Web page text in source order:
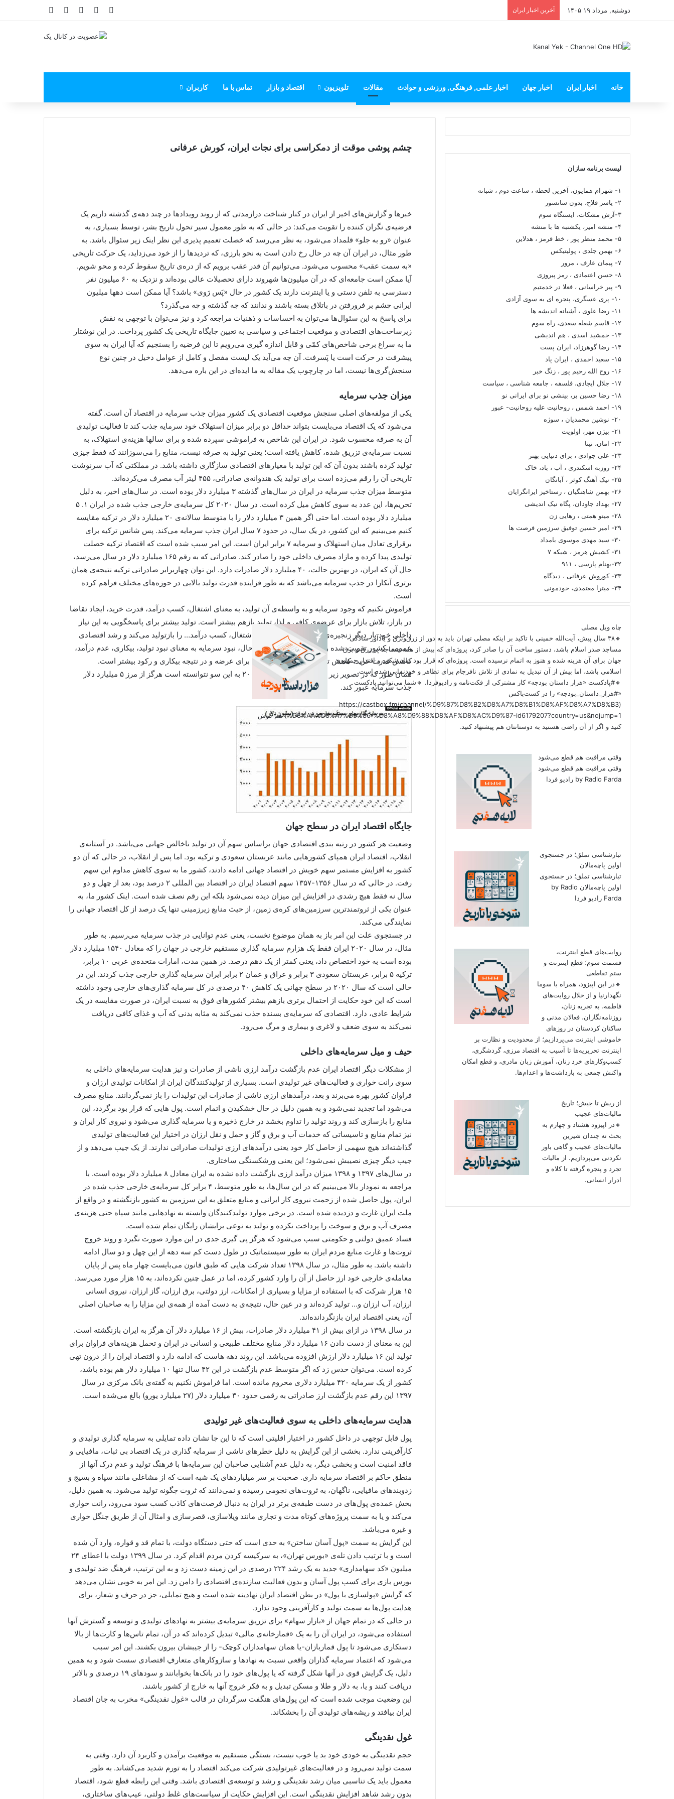
دوشنبه, مرداد ۱۹ ۱۴۰۵ آخرین اخبار ایران فیس بوک یوتیوب اینستاگرام
خانه اخبار ایران اخبار جهان اخبار علمی, فرهنگی, ورزشی و حوادث مقالات تلویزیون اقتصاد و بازار تماس با ما کاربران
چشم پوشی موقت از دمکراسی برای نجات ایران، کورش عرفانی
خبرها و گزارش‌های اخیر از ایران در کنار شناخت درازمدتی که از روند رویدادها در چند دهه‌ی گذشته داریم یک
فرضیه‌ی نگران کننده را تقویت می‌کند: در حالی که به طور معمول سیر تحول تاریخ بشر، توسط بسیاری، به
عنوان «رو به جلو» قلمداد می‌شود، به نظر می‌رسد که خصلت تعمیم پذیری این نظر اینک زیر سئوال باشد. به
طور مثال، در ایران آن چه در حال رخ دادن است به نحو بارزی، که تردیدها را از خود می‌زداید، یک حرکت تاریخی
«به سمت عقب» محسوب می‌شود. می‌توانیم آن قدر عقب برویم که از دره‌ی تاریخ سقوط کرده و محو شویم.
آیا ممکن است جامعه‌ای که در آن میلیون‌ها شهروند دارای تحصیلات عالی بوده‌اند و نزدیک به ۶۰ میلیون نفر
دسترسی به تلفن دستی و یا اینترنت دارند یک کشور در حال «پَس رَوی» باشد؟ آیا ممکن است دهها میلیون
ایرانی چشم بر فرورفتن در باتلاق بسته باشند و ندانند که چه گذشته و چه می‌گذرد؟
برای پاسخ به این سئوال‌ها می‌توان به احساسات و ذهنیات مراجعه کرد و نیز می‌توان با توجهی به نقش
زیرساخت‌های اقتصادی و موقعیت اجتماعی و سیاسی به تعیین جایگاه تاریخی یک کشور پرداخت. در این نوشتار
ما به سراغ برخی شاخص‌های کمّی و قابل اندازه گیری می‌رویم تا این فرضیه را بسنجیم که آیا ایران به سوی
پیشرفت در حرکت است یا پَسرفت. آن چه می‌آید یک لیست مفصل و کامل از عوامل دخیل در چنین نوع
سنجش‌گری‌ها نیست، اما در چارچوب یک مقاله به ما ایده‌ای در این باره می‌دهد.
میزان جذب سرمایه
یکی از مولفه‌های اصلی سنجش موقعیت اقتصادی یک کشور میزان جذب سرمایه در اقتصاد آن است. گفته
می‌شود که یک اقتصاد می‌بایست بتواند حداقل دو برابر میزان استهلاک خود سرمایه جذب کند تا فعالیت تولیدی
آن به صرفه محسوب شود. در ایران این شاخص به فراموشی سپرده شده و برای سالها هزینه‌ی استهلاک، به
نسبت سرمایه‌ی تزریق شده، کاهش یافته است؛ یعنی تولید به صرفه نیست، منابع را می‌سوزانند که فقط چیزی
تولید کرده باشند بدون آن که این تولید با معیارهای اقتصادی سازگاری داشته باشد. در مملکتی که آب سرنوشت
تاریخی آن را رقم می‌زده است برای تولید یک هندوانه‌ی صادراتی، ۴۵۵ لیتر آب مصرف می‌کرده‌اند.
متوسط میزان جذب سرمایه در ایران در سال‌های گذشته ۳ میلیارد دلار بوده است. در سال‌های اخیر، به دلیل
تحریم‌ها، این عدد به سوی کاهش میل کرده است. در سال ۲۰۲۰ کل سرمایه‌ی خارجی جذب شده در ایران ۱. ۵
میلیارد دلار بوده است. اما حتی اگر همین ۳ میلیارد دلار را با متوسط سالانه‌ی ۲۰ میلیارد دلار در ترکیه مقایسه
کنیم می‌بینیم که این کشور، در یک سال، در حدود ۷ سال ایران جذب سرمایه می‌کند. پس شانس ترکیه برای
برقراری تعادل میان استهلاک و سرمایه ۷ برابر ایران است. این امر سبب شده است که اقتصاد ترکیه خصلت
تولیدی پیدا کرده و مازاد مصرف داخلی خود را صادر کند. صادراتی که به رقم ۱۶۵ میلیارد دلار در سال می‌رسد،
حال آن که ایران، در بهترین حالت، ۴۰ میلیارد دلار صادرات دارد. این توان چهاربرابر صادراتی ترکیه نتیجه‌ی همان
برتری آنکارا در جذب سرمایه می‌باشد که به طور فزاینده قدرت تولید بالایی در حوزه‌های مختلف فراهم کرده
است.
فراموش نکنیم که وجود سرمایه و به واسطه‌ی آن تولید، به معنای اشتغال، کسب درآمد، قدرت خرید، ایجاد تقاضا
در بازار، تلاش بازار برای عرضه‌ی کافی و لذا، تولید بازهم بیشتر است. تولید بیشتر برای پاسخگویی به این نیاز
داخلی خود بار دیگر زنجیره‌ی سرمایه گذاری بیشتر، اشتغال، کسب درآمد… را بازتولید می‌کند و رشد اقتصادی
عمومی کشور تقویت شده و ادامه می‌یابد. در همین حال، نبود سرمایه به معنای نبود تولید، بیکاری، عدم درآمد،
کاهش قدرت خرید، کاهش تقاضا، نبود ضرورت تولید برای عرضه و در نتیجه بیکاری و رکود بیشتر است.
همان طور که در تصویر زیر می‌بینیم ایران از سال ۲۰۰۱ به این سو نتوانسته است هرگز از مرز ۵ میلیارد دلار
جذب سرمایه عبور کند.
جایگاه اقتصاد ایران در سطح جهان
وضعیت هر کشور در رتبه بندی اقتصادی جهان براساس سهم آن در تولید ناخالص جهانی می‌باشد. در آستانه‌ی
انقلاب، اقتصاد ایران همپای کشورهایی مانند عربستان سعودی و ترکیه بود. اما پس از انقلاب، در حالی که آن دو
کشور به افزایش مستمر سهم خویش در اقتصاد جهانی ادامه دادند، کشور ما به سوی کاهش مداوم این سهم
رفت. در حالی که در سال ۱۳۵۶-۱۳۵۷ سهم اقتصاد ایران در اقتصاد بین المللی ۲ درصد بود، بعد از چهل و دو
سال نه فقط هیچ رشدی در افزایش این میزان دیده نمی‌شود بلکه این رقم نصف شده است. اینک کشور ما، به
عنوان یکی از ثروتمندترین سرزمین‌های کره‌ی زمین، از حیث منابع زیرزمینی تنها یک درصد از کل اقتصاد جهانی را
نمایندگی می‌کند.
در جستجوی علت این امر باز به همان موضوع نخست، یعنی عدم توانایی در جذب سرمایه می‌رسیم. به طور
مثال، در سال ۲۰۲۰ ایران فقط یک هزارم سرمایه گذاری مستقیم خارجی در جهان را که معادل ۱۵۴۰ میلیارد دلار
بوده است به خود اختصاص داد، یعنی کمتر از یک دهم درصد. در همین مدت، امارات متحده‌ی عربی ۱۰ برابر،
ترکیه ۵ برابر، عربستان سعودی ۳ برابر و عراق و عمان ۲ برابر ایران سرمایه گذاری خارجی جذب کردند. این در
حالی است که سال ۲۰۲۰ در سطح جهانی یک کاهش ۴۰ درصدی در کل سرمایه گذاری‌های خارجی وجود داشته
است که این خود حکایت از احتمال برتری بازهم بیشتر کشورهای فوق به نسبت ایران، در صورت مقایسه در یک
شرایط عادی، دارد. اقتصادی که سرمایه‌ی بسنده جذب نمی‌کند به مثابه بدنی که آب و غذای کافی دریافت
نمی‌کند به سوی ضعف و لاغری و بیماری و مرگ می‌رود.
حیف و میل سرمایه‌های داخلی
از مشکلات دیگر اقتصاد ایران عدم بازگشت درآمد ارزی ناشی از صادرات و نیز هدایت سرمایه‌های داخلی به
سوی رانت خواری و فعالیت‌های غیر تولیدی است. بسیاری از تولیدکنندگان ایران از امکانات تولیدی ارزان و
فراوان کشور بهره می‌برند و بعد، درآمدهای ارزی ناشی از صادرات این تولیدات را باز نمی‌گردانند. منابع مصرف
می‌شود اما تجدید نمی‌شود و به همین دلیل در حال خشکیدن و اتمام است. پول هایی که قرار بود برگردد، این
منابع را بازسازی کند و روند تولید را تداوم بخشد در خارج ذخیره و یا سرمایه گذاری می‌شود و نیروی کار ایران و
نیز تمام منابع و تاسیساتی که خدمات آب و برق و گاز و حمل و نقل ارزان در اختیار این فعالیت‌های تولیدی
گذاشته‌اند هیچ سهمی از حاصل کار خود یعنی درآمدهای ارزی تولیدات صادراتی ندارند. از یک جیب می‌دهد و از
جیب دیگر چیزی نصیبش نمی‌شود؛ این یعنی ورشکستگی ساختاری.
در سال‌های ۱۳۹۷ و ۱۳۹۸ میزان درآمد ارزی بازگشت داده نشده به ایران معادل ۸ میلیارد دلار بوده است. با
مراجعه به نمودار بالا می‌بینیم که در این سال‌ها، به طور متوسط، ۴ برابر کل سرمایه‌ی خارجی جذب شده در
ایران، پول حاصل شده از زحمت نیروی کار ایرانی و منابع متعلق به این سرزمین به کشور بازنگشته و در واقع از
ملت ایران غارت و دزدیده شده است. در برخی موارد تولیدکنندگان وابسته به نهادهایی مانند سپاه حتی هزینه‌ی
مصرف آب و برق و سوخت را پرداخت نکرده و تولید به نوعی برایشان رایگان تمام شده است.
فساد عمیق دولتی و حکومتی سبب می‌شود که هرگز پی گیری جدی در این موارد صورت نگیرد و روند خروج
ثروت‌ها و غارت منابع مردم ایران به طور سیستماتیک در طول دست کم سه دهه از این چهل و دو سال ادامه
داشته باشد. به طور مثال، در سال ۱۳۹۸ تعداد شرکت هایی که طبق قانون می‌بایست چهار ماه پس از پایان
معامله‌ی خارجی خود ارز حاصل از آن را وارد کشور کرده، اما در عمل چنین نکرده‌اند، به ۱۵ هزار مورد می‌رسد.
۱۵ هزار شرکت که با استفاده از مزایا و بسیاری از امکانات، ارز دولتی، برق ارزان، گاز ارزان، نیروی انسانی
ارزان، آب ارزان و… تولید کرده‌اند و در عین حال، نتیجه‌ی به دست آمده از همه‌ی این مزایا را به صاحبان اصلی
آن، یعنی اقتصاد ایران بازنگردانده‌اند.
در سال ۱۳۹۸ در ازای بیش از ۴۱ میلیارد دلار صادرات، بیش از ۱۶ میلیارد دلار آن هرگز به ایران بازنگشته است.
این به معنای از دست دادن ۱۶ میلیارد دلار منابع مختلف طبیعی و انسانی در ایران و تحمل هزینه‌های فراوان برای
تولید این ۱۶ میلیارد دلار ارزش افزوده می‌باشد. این روند دهه هاست که ادامه دارد و اقتصاد ایران را از درون تهی
کرده است. می‌توان حدس زد که اگر متوسط عدم بازگشت در این ۴۲ سال تنها ۱۰ میلیارد دلار هم بوده باشد،
کشور از یک سرمایه ۴۲۰ میلیارد دلاری محروم مانده است. اما فراموش نکنیم به گفته‌ی بانک مرکزی در سال
۱۳۹۷ این رقم عدم بازگشت ارز صادراتی به رقمی حدود ۳۰ میلیارد دلار (۲۷ میلیارد یورو) بالغ می‌شده است.
هدایت سرمایه‌های داخلی به سوی فعالیت‌های غیر تولیدی
پول قابل توجهی در داخل کشور در اختیار اقلیتی است که تا این جا نشان داده تمایلی به سرمایه گذاری تولیدی و
کارآفرینی ندارد. بخشی از این گرایش به دلیل خطرهای ناشی از سرمایه گذاری در یک اقتصاد بی ثبات، مافیایی و
فاقد امنیت است و بخشی دیگر، به دلیل عدم آشنایی صاحبان این سرمایه‌ها با فرهنگ تولید و عدم درک آنها از
منطق حاکم بر اقتصاد سرمایه داری. صحبت بر سر میلیاردهای یک شبه است که از مشاغلی مانند سپاه و بسیج و
زدوبندهای مافیایی، ناگهان، به ثروت‌های نجومی رسیده و نمی‌دانند که ثروت چگونه تولید می‌شود. به همین دلیل،
بخش عمده‌ی پول‌های در دست طبقه‌ی برتر در ایران به دنبال فرصت‌های کاذب کسب سود می‌رود، رانت خواری
می‌کند و یا به سمت پروژه‌های کوتاه مدت و تجاری مانند ویلاسازی، قصرسازی و امثال آن از طریق جنگل خواری
و غیره می‌باشد.
این گرایش به سمت «پول آسان ساختن» به حدی است که حتی دستگاه دولت، با تمام قد و قواره، وارد آن شده
است و با ترتیب دادن تله‌ی «بورس تهران»، به سرکیسه کردن مردم اقدام کرد. در سال ۱۳۹۹ دولت با اعطای ۲۴
میلیون «کد سهامداری» جدید به یک رشد ۲۲۴ درصدی در این زمینه دست زد و به این ترتیب، فرهنگ ضد تولیدی و
بورس بازی برای کسب پول آسان و بدون فعالیت سازنده‌ی اقتصادی را دامن زد. این امر به خوبی نشان می‌دهد
که گرایش «پولسازی با پول» در بطن اقتصاد ایران نهادینه شده است و هیچ تمایلی، جز در حرف و شعار، برای
هدایت پول‌ها به سمت تولید و کارآفرینی وجود ندارد.
در حالی که در تمام جهان از «بازار سهام» برای تزریق سرمایه‌ی بیشتر به نهادهای تولیدی و توسعه و گسترش آنها
استفاده می‌شود، در ایران آن را به یک «قمارخانه‌ی مالی» تبدیل کرده‌اند که در آن، تمام تاس‌ها و کارت‌ها از بالا
دستکاری می‌شود تا پول قماربازان-یا همان سهامداران کوچک- را از جیبشان بیرون بکشند. این امر سبب
می‌شود که اعتماد سرمایه گذاران واقعی نسبت به نهادها و سازوکارهای متعارفِ اقتصادی سست شود و به همین
دلیل، یک گرایش قوی در آنها شکل گرفته که یا پول‌های خود را در بانک‌ها بخوابانند و سودهای ۱۹ درصدی و بالاتر
دریافت کنند و یا، به دلار و طلا و مسکن تبدیل و به فکر خروج آنها به خارج از کشور باشند.
این وضعیت موجب شده است که این پول‌های هنگفت سرگردان در قالب «غول نقدینگی» مخرب به جان اقتصاد
ایران بیافتد و ریشه‌های تولیدی آن را بخشکاند.
غول نقدینگی
حجم نقدینگی به خودی خود بد یا خوب نیست، بستگی مستقیم به موقعیت برآمدن و کاربرد آن دارد. وقتی به
سمت تولید نمی‌رود و در فعالیت‌های غیرتولیدی شرکت می‌کند اقتصاد را به تورم شدید می‌کشاند. به طور
معمول باید یک تناسبی میان رشد نقدینگی و رشد و توسعه‌ی اقتصادی باشد. وقتی این رابطه قطع شود، اقتصاد
بدون رشد شاهد افزایش نقدینگی است. این افزایش حکایت از سیاست‌های غلط دولتی، عیب‌های ساختاری،
لیست برنامه سازان
۱- شهرام همایون، آخرین لحظه ، ساعت دوم ، شبانه
۲- یاسر فلاح، بدون سانسور
۳-آرش مشکات، ایستگاه سوم
۴- منشه امیر، یکشنبه ها با منشه
۵- محمد منظر پور ، خط قرمز ، هدلاین
۶- بهمن جلدی ، پولیتیکس
۷- پیمان عارف ، مرور
۸- حسن اعتمادی ، رمز پیروزی
۹- پیر خراسانی ، فعلا در خدمتیم
۱۰- پری عسگری، پنجره ای به سوی آزادی
۱۱- رضا علوی ، آشیانه اندیشه ها
۱۲- قاسم شعله سعدی، راه سوم
۱۳- جمشید اسدی ، هم اندیشی
۱۴- رضا گوهرزاد، ایران پست
۱۵- سعید احمدی ، ایران پاد
۱۶- روح الله رحیم پور ، زنگ خبر
۱۷- جلال ایجادی، فلسفه ، جامعه شناسی ، سیاست
۱۸- رضا حسین بر، بینشی نو برای ایرانی نو
۱۹- احمد شمس ، روحانیت علیه روحانیت- عبور
۲۰- نوشین محمدیان ، سوژه
۲۱- بیژن مهر، اولویت
۲۲- امان، نینا
۲۳- علی جوادی ، برای دنیایی بهتر
۲۴- روزبه اسکندری ، آب ، باد، خاک
۲۵- نیک آهنگ کوثر ، آبانگان
۲۶- بهمن شاهنگیان ، رستاخیز ایرانگرایان
۲۷- بهداد جاودان، پگاه نیک اندیشی
۲۸- مینو همتی ، رهایی زن
۲۹- امیر حسین توفیق سرزمین فرصت ها
۳۰- سید مهدی موسوی بامداد
۳۱- کشیش هرمز ، شبکه ۷
۳۲-بهنام پارسی ، ۹۱۱
۳۳- کوروش عرفانی ، دیدگاه
۳۴- میترا معتمدی، خودمونی
چاه ویل مصلی
🔸۳۸ سال پیش، آیت‌الله خمینی با تاکید بر اینکه مصلی تهران باید به دور از زرق‌وبرق و یادآور سادگی
مساجد صدر اسلام باشد، دستور ساخت آن را صادر کرد، پروژه‌ای که بیش از همه مساجد پر زرق و برق
جهان برای آن هزینه شده و هنوز به اتمام نرسیده است. پروژه‌ای که قرار بود نماد شکوه و اقتدار جمهوری
اسلامی باشد، اما بیش از آن تبدیل به نمادی از تلاش نافرجام برای تظاهر و خودنمایی شده است.
🔸#پادکست «هزار داستان بودجه» کار مشترکی از فکت‌نامه و رادیوفردا. 🔸شما می‌توانید پادکست
«#هزار_داستان_بودجه» را در کست‌باکس
(https://castbox.fm/channel/%D9%87%D8%B2%D8%A7%D8%B1%D8%AF%D8%A7%D8%B3
%D8%AA%D8%A7%D9%86-%D8%A8%D9%88%D8%AF%D8%AC%D9%87-id6179207?country=us&nojump=1) هم گوش
کنید و اگر از آن راضی هستید به دوستانتان هم پیشنهاد کنید.
وقتی مراقبت هم قطع می‌شود
وقتی مراقبت هم قطع می‌شود
by Radio Farda رادیو فردا
تبارشناسی تملق؛ در جستجوی
اولین‌ پاچه‌مالان
تبارشناسی تملق؛ در جستجوی
اولین‌ پاچه‌مالان by Radio
Farda رادیو فردا
روایت‌های قطع اینترنت،
قسمت سوم؛ قطع اینترنت و
ستم تقاطعی
🔸در این اپیزود، همراه با سوما
نگهدارنیا و از خلال روایت‌های
فاطمه، به تجربه زنان،
روزنامه‌نگاران، فعالان مدنی و
ساکنان کردستان در روزهای
خاموشی اینترنت می‌پردازیم؛ از محدودیت و نظارت بر
اینترنت تحریریه‌ها تا آسیب به اقتصاد مرزی، گردشگری،
کسب‌وکارهای خرد زنان، آموزش زبان مادری، و قطع امکان
واکنش جمعی به بازداشت‌ها و اعدام‌ها.
از ریش تا جیش؛ تاریخ
مالیات‌های عجیب
🔸در اپیزود هشتاد و چهارم به
بحث نه چندان شیرین
مالیات‌های عجیب و گاهی باور
نکردنی‌ می‌پردازیم. از مالیات
تجرد و پنجره گرفته تا کلاه و
ادرار انسانی.